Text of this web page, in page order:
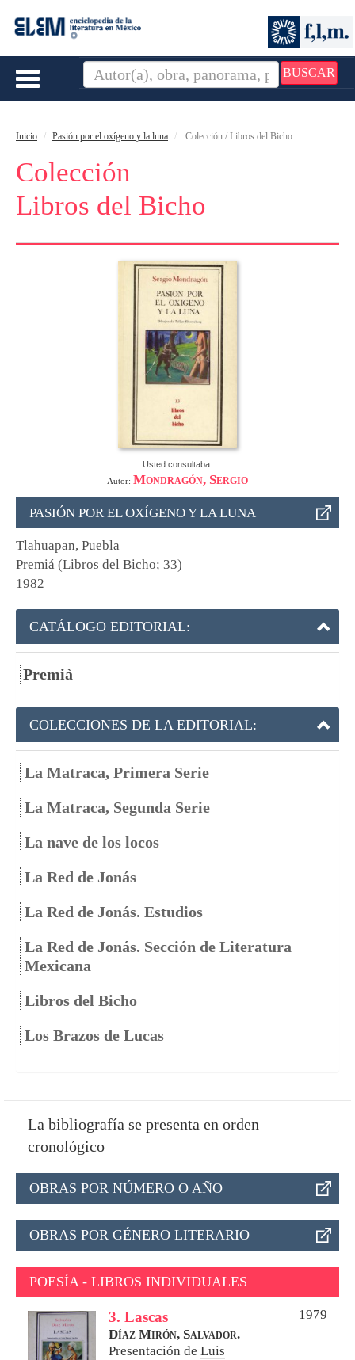
BUSCAR
Toggle
Inicio Pasión por el oxígeno y la luna Colección / Libros del Bicho
Colección
Libros del Bicho
Usted consultaba:
Autor: Mondragón, Sergio
PASIÓN POR EL OXÍGENO Y LA LUNA
Tlahuapan, Puebla
Premiá (Libros del Bicho; 33)
1982
CATÁLOGO EDITORIAL:
Premià
COLECCIONES DE LA EDITORIAL:
La Matraca, Primera Serie
La Matraca, Segunda Serie
La nave de los locos
La Red de Jonás
La Red de Jonás. Estudios
La Red de Jonás. Sección de Literatura
Mexicana
Libros del Bicho
Los Brazos de Lucas
La bibliografía se presenta en orden
cronológico
OBRAS POR NÚMERO O AÑO
OBRAS POR GÉNERO LITERARIO
POESÍA - LIBROS INDIVIDUALES
3. Lascas
1979
Díaz Mirón, Salvador.
Presentación de Luis